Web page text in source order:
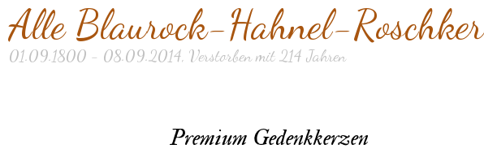
Alle Blaurock-Hahnel-Roschker
01.09.1800 - 08.09.2014, Verstorben mit 214 Jahren
Premium Gedenkkerzen